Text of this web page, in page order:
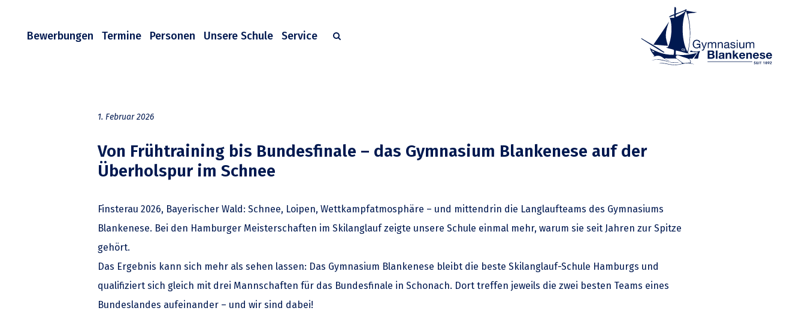
Bewerbungen Termine Personen Unsere Schule Service
1. Februar 2026
Von Frühtraining bis Bundesfinale – das Gymnasium Blankenese auf der
Überholspur im Schnee
Finsterau 2026, Bayerischer Wald: Schnee, Loipen, Wettkampfatmosphäre – und mittendrin die Langlaufteams des Gymnasiums
Blankenese. Bei den Hamburger Meisterschaften im Skilanglauf zeigte unsere Schule einmal mehr, warum sie seit Jahren zur Spitze
gehört.
Das Ergebnis kann sich mehr als sehen lassen: Das Gymnasium Blankenese bleibt die beste Skilanglauf-Schule Hamburgs und
qualifiziert sich gleich mit drei Mannschaften für das Bundesfinale in Schonach. Dort treffen jeweils die zwei besten Teams eines
Bundeslandes aufeinander – und wir sind dabei!